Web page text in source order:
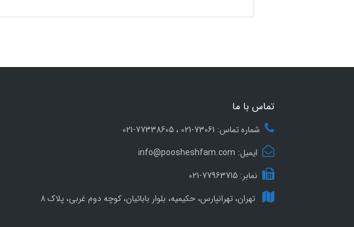
تماس با ما
شماره تماس: 73061-021 ، 77338605-021
ایمیل: info@poosheshfam.com
نمابر: 77963715-021
تهران، تهرانپارس، حکیمیه، بلوار بابائیان، کوچه دوم غربی، پلاک 8